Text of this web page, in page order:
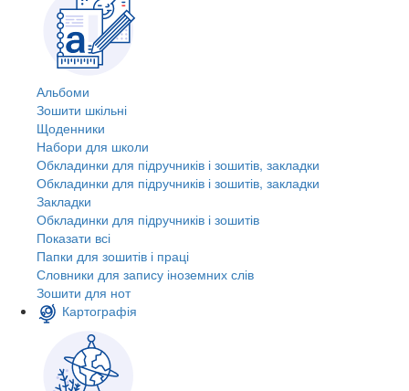
Альбоми
Зошити шкільні
Щоденники
Набори для школи
Обкладинки для підручників і зошитів, закладки
Обкладинки для підручників і зошитів, закладки
Закладки
Обкладинки для підручників і зошитів
Показати всі
Папки для зошитів і праці
Словники для запису іноземних слів
Зошити для нот
Картографія